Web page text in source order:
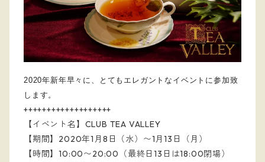
2020年新年早々に、とてもエレガントなイベントに参加致
します。
+++++++++++++++++++
【イベント名】CLUB TEA VALLEY
【期間】2020年1月8日（水）〜1月13日（月）
【時間】10:00〜20:00（最終日13日は18:00閉場）